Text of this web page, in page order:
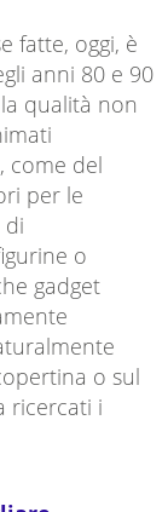
fatte, oggi, è
anni 80 e 90
qualità non
come del
per le
di
o
gadget
o sul
ricercati i